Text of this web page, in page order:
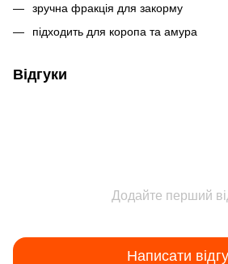
зручна фракція для закорму
підходить для коропа та амура
Відгуки
Додайте перший
Написати